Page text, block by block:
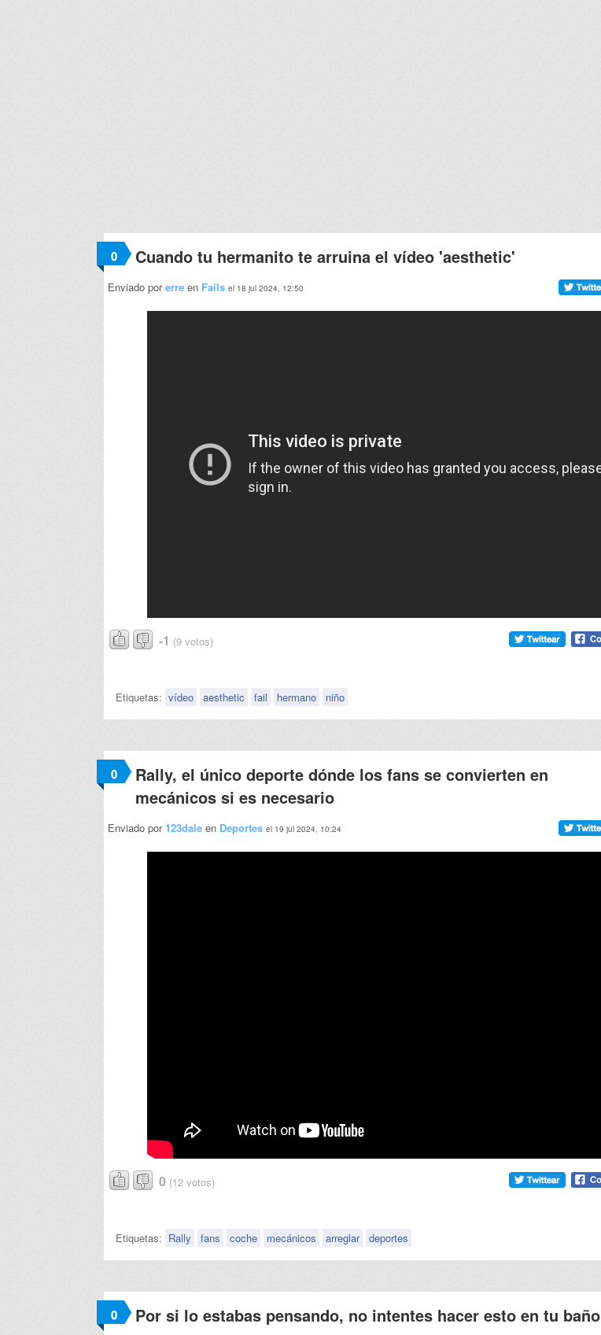
0 Cuando tu hermanito te arruina el vídeo 'aesthetic'
Enviado porerre en Fails el 18 jul 2024, 12:50
-1 (9 votos)
Etiquetas: vídeo aesthetic fail hermano niño
0
Rally, el único deporte dónde los fans se convierten en
mecánicos si es necesario
Enviado por 123dale en Deportes el 19 jul 2024, 10:24
0 (12 votos)
Etiquetas: Rally fans coche mecánicos arreglar deportes
0 Por si lo estabas pensando, no intentes hacer esto en tu baño